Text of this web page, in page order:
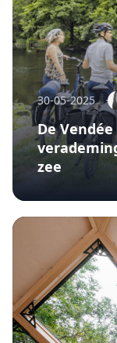
30-05-2025
De
zee